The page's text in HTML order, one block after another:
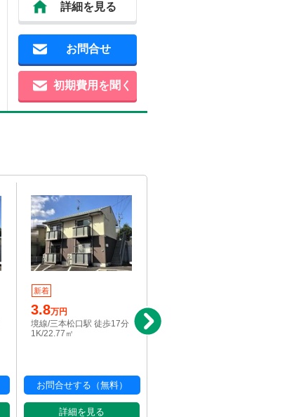
詳細を見る
お問合せ
初期費用を聞く
新着
3.8万円
境線/三本松口駅 徒歩17分
1K/22.77㎡
お問合せする（無料）
詳細を見る
2K/43.2㎡